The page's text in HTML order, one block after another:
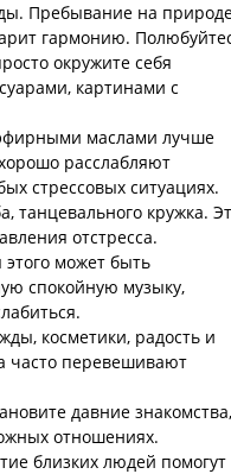
Пребывание на
гармонию.
окружите себя
картинами с
маслами лучше
расслабляют
стрессовых ситуациях.
танцевального кружка.
отстресса.
может быть
спокойную музыку,
косметики, радость и
часто перевешивают
давние знакомства,
отношениях.
близких людей помогут